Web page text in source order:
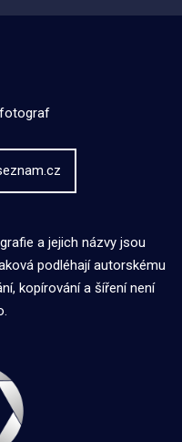
a jejich názvy jsou
podléhají autorskému
kopírování a šíření není